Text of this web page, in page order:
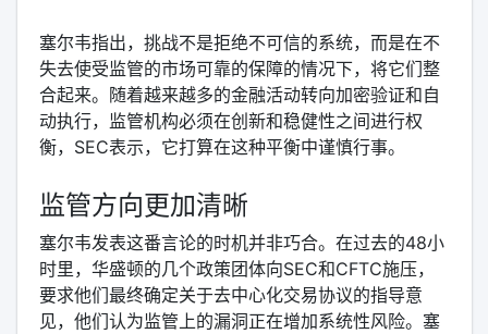
塞尔韦指出，挑战不是拒绝不可信的系统，而是在不
失去使受监管的市场可靠的保障的情况下，将它们整
合起来。随着越来越多的金融活动转向加密验证和自
动执行，监管机构必须在创新和稳健性之间进行权
衡，SEC表示，它打算在这种平衡中谨慎行事。
监管方向更加清晰
塞尔韦发表这番言论的时机并非巧合。在过去的48小
时里，华盛顿的几个政策团体向SEC和CFTC施压，
要求他们最终确定关于去中心化交易协议的指导意
见，他们认为监管上的漏洞正在增加系统性风险。塞